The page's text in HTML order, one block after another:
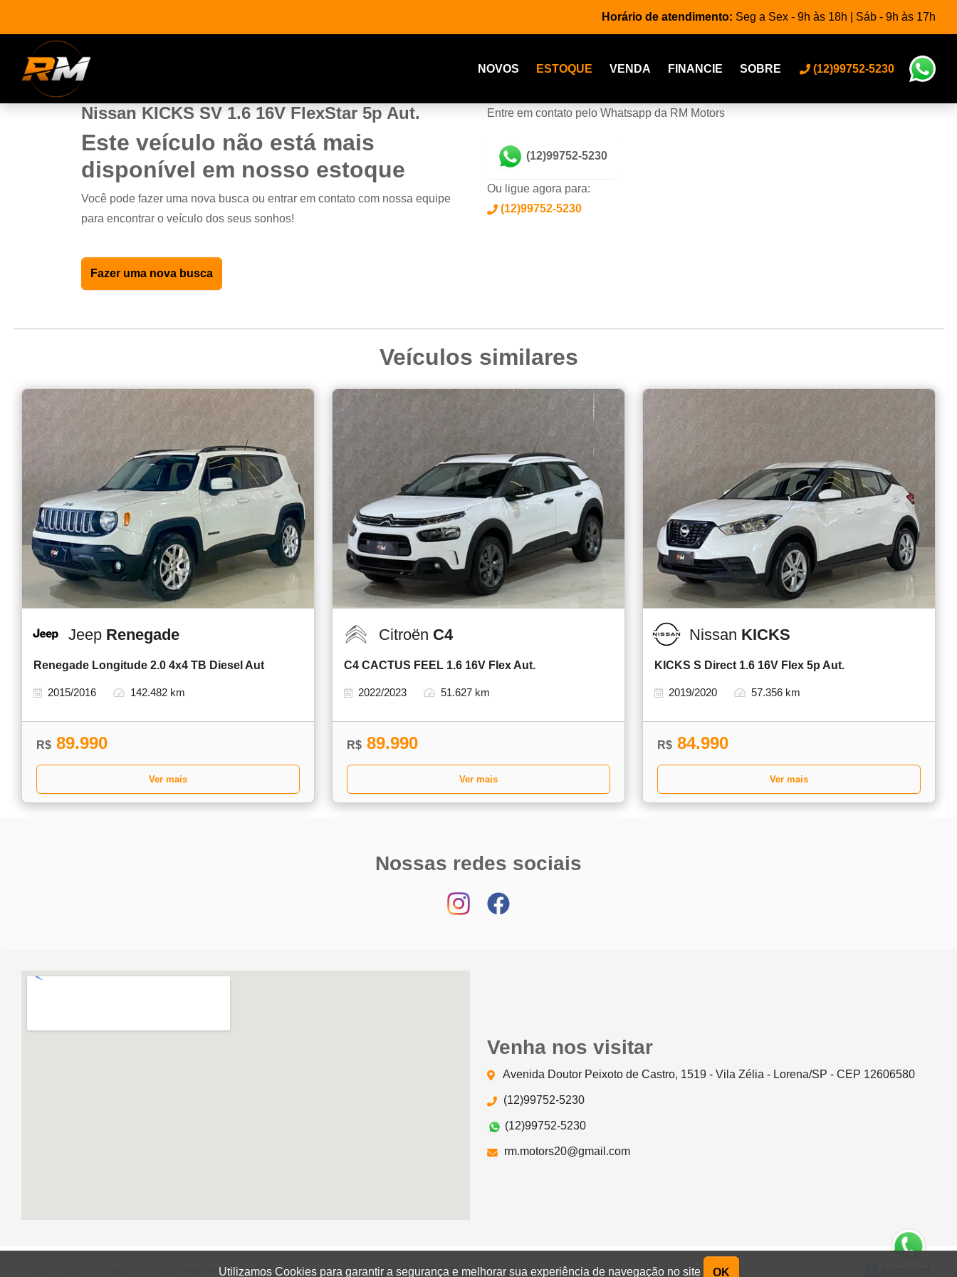
Utilizamos Cookies para garantir a segurança e melhorar sua experiência de navegação no site OK
Horário de atendimento: Seg a Sex - 9h às 18h | Sáb - 9h às 17h
NOVOS ESTOQUE VENDA FINANCIE SOBRE (12)99752-5230
Nissan KICKS SV 1.6 16V FlexStar 5p Aut.
Este veículo não está mais
disponível em nosso estoque
Você pode fazer uma nova busca ou entrar em contato com nossa equipe
para encontrar o veículo dos seus sonhos!
Fazer uma nova busca
Entre em contato pelo Whatsapp da RM Motors
(12)99752-5230
Ou ligue agora para:
(12)99752-5230
Veículos similares
Jeep Renegade
Renegade Longitude 2.0 4x4 TB Diesel Aut
2015/2016 142.482 km
R$ 89.990
Ver mais
Citroën C4
C4 CACTUS FEEL 1.6 16V Flex Aut.
2022/2023 51.627 km
R$ 89.990
Ver mais
Nissan KICKS
KICKS S Direct 1.6 16V Flex 5p Aut.
2019/2020 57.356 km
R$ 84.990
Ver mais
Nossas redes sociais
Venha nos visitar
Avenida Doutor Peixoto de Castro, 1519 - Vila Zélia - Lorena/SP - CEP 12606580
(12)99752-5230
(12)99752-5230
rm.motors20@gmail.com
© 2026 Autoconf. Todos os direitos reservados. Termos Privacidade